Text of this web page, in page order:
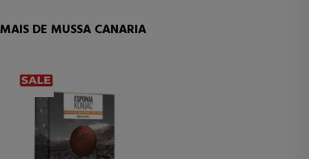
MAIS DE MUSSA CANARIA